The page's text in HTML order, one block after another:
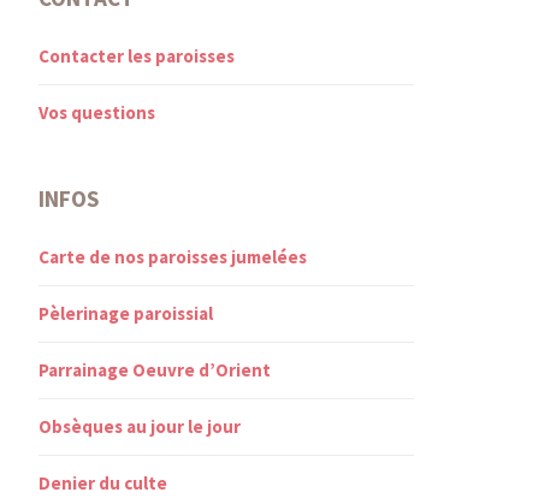
Contacter les paroisses
Vos questions
INFOS
Carte de nos paroisses jumelées
Pèlerinage paroissial
Parrainage Oeuvre d’Orient
Obsèques au jour le jour
Denier du culte